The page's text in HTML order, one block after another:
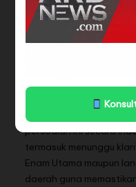
Hingga saat ini,
kondusif dan
prosedural. Namun,
konflik akses tersebut.
ARD News akan terus
persoalan ini secara
termasuk menunggu
Enam Utama maupun
daerah guna